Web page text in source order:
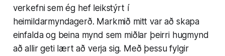
verkefni sem ég hef leikstýrt í
heimildarmyndagerð. Markmið mitt var að skapa
einfalda og beina mynd sem miðlar þeirri hugmynd
að allir geti lært að verja sig. Með þessu fylgir